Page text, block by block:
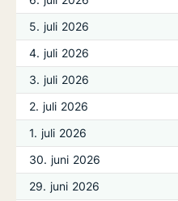
5. juli 2026
4. juli 2026
3. juli 2026
2. juli 2026
1. juli 2026
30. juni 2026
29. juni 2026